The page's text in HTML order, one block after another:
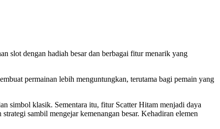
slot dengan hadiah besar dan berbagai fitur menarik yang
permainan lebih menguntungkan, terutama bagi pemain yang
simbol klasik. Sementara itu, fitur Scatter Hitam menjadi daya
sambil mengejar kemenangan besar. Kehadiran elemen